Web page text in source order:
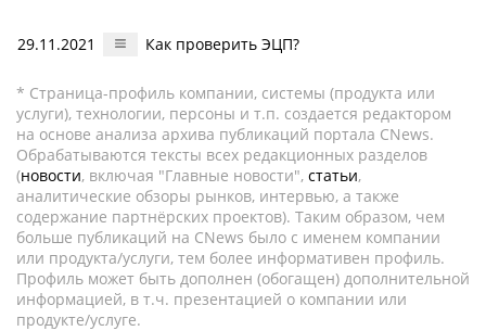
29.11.2021 Как проверить ЭЦП?
* Страница-профиль компании, системы (продукта или
услуги), технологии, персоны и т.п. создается редактором
на основе анализа архива публикаций портала CNews.
Обрабатываются тексты всех редакционных разделов
(новости, включая "Главные новости", статьи,
аналитические обзоры рынков, интервью, а также
содержание партнёрских проектов). Таким образом, чем
больше публикаций на CNews было с именем компании
или продукта/услуги, тем более информативен профиль.
Профиль может быть дополнен (обогащен) дополнительной
информацией, в т.ч. презентацией о компании или
продукте/услуге.